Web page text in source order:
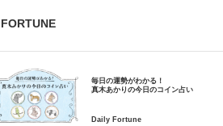
FORTUNE
毎日の運勢がわかる！